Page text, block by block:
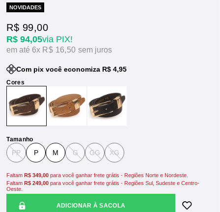
NOVIDADES
R$ 94,05via PIX!
R$ 99,00
6x R$ 16,50sem juros
Com pix você economiza R$ 4,95
Tamanho
PP P M G GG XG
ADICIONAR À SACOLA
FaltamR$ 349,00 para você ganhar frete grátis - Regiões Norte e Nordeste.
FaltamR$ 249,00 para você ganhar frete grátis - Regiões Sul, Sudeste e Centro-
Oeste.